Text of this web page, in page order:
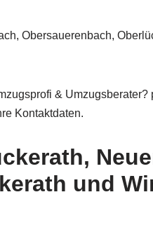
Obersauerenbach,
&
Kontaktdaten.
und